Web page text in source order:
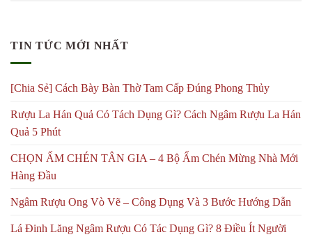
TIN TỨC MỚI NHẤT
[Chia Sẻ] Cách Bày Bàn Thờ Tam Cấp Đúng Phong Thủy
Rượu La Hán Quả Có Tách Dụng Gì? Cách Ngâm Rượu La Hán
Quả 5 Phút
CHỌN ẤM CHÉN TÂN GIA – 4 Bộ Ấm Chén Mừng Nhà Mới
Hàng Đầu
Ngâm Rượu Ong Vò Vẽ – Công Dụng Và 3 Bước Hướng Dẫn
Lá Đinh Lăng Ngâm Rượu Có Tác Dụng Gì? 8 Điều Ít Người